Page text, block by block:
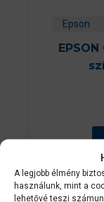
A legjobb élmény
használunk, mint a
lehetővé teszi
Epson